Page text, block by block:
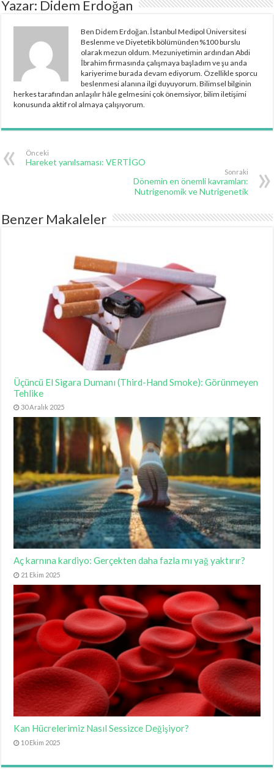
Yazar: Didem Erdoğan
Ben Didem Erdoğan. İstanbul Medipol Üniversitesi
Beslenme ve Diyetetik bölümünden %100 burslu
olarak mezun oldum. Mezuniyetimin ardından Abdi
İbrahim firmasında çalışmaya başladım ve şu anda
kariyerime burada devam ediyorum. Özellikle sporcu
beslenmesi alanına ilgi duyuyorum. Bilimsel bilginin
herkes tarafından anlaşılır hâle gelmesini çok önemsiyor, bilim iletişimi
konusunda aktif rol almaya çalışıyorum.
Önceki
Hareket yanılsaması: VERTİGO
Sonraki
Dönemin en önemli kavramları:
Nutrigenomik ve Nutrigenetik
Benzer Makaleler
Üçüncü El Sigara Dumanı (Third-Hand Smoke): Görünmeyen
Tehlike
30 Aralık 2025
Aç karnına kardiyo: Gerçekten daha fazla mı yağ yaktırır?
21 Ekim 2025
Kan Hücrelerimiz Nasıl Sessizce Değişiyor?
10 Ekim 2025